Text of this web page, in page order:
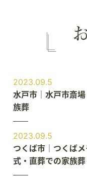
2023.09.5
水戸市｜水戸市斎
族葬
2023.09.5
つくば市｜つくば
式・直葬での家族葬